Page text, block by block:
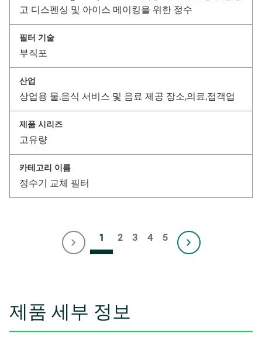
고 디스펜싱 및 아이스 메이킹을 위한 정수
필터 기술
부직포
산업
상업용 물,음식 서비스 및 음료 제공 장소,의료,접객업
제품 시리즈
고유량
카테고리 이름
정수기 교체 필터
1 2 3 4 5
제품 세부 정보